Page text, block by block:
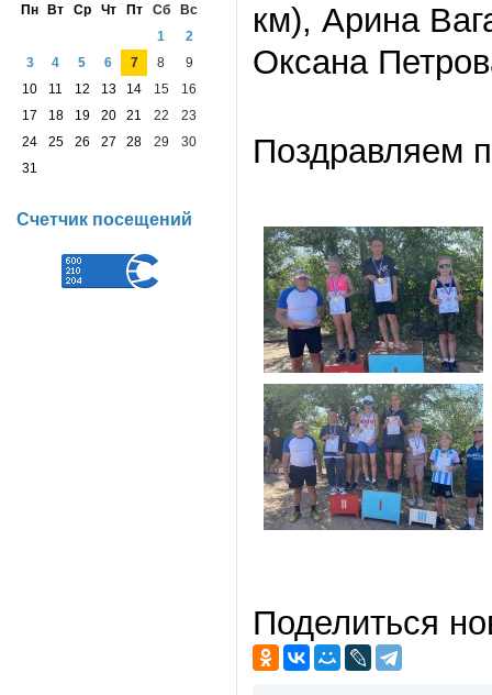
км), Арина
Оксана
Поздравляем
Поделиться
Пн
Вт Ср Чт Пт Сб
Вс
1
2
3
4 5 6 7 8
9
10
11 12 13 14 15
16
17
18 19 20 21 22
23
24
25 26 27 28 29
30
31
Счетчик посещений